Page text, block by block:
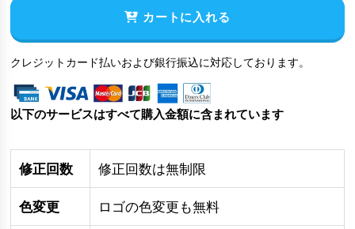
カートに入れる
クレジットカード払いおよび銀行振込に対応しております。
以下のサービスはすべて購入金額に含まれています
修正回数 修正回数は無制限
色変更 ロゴの色変更も無料